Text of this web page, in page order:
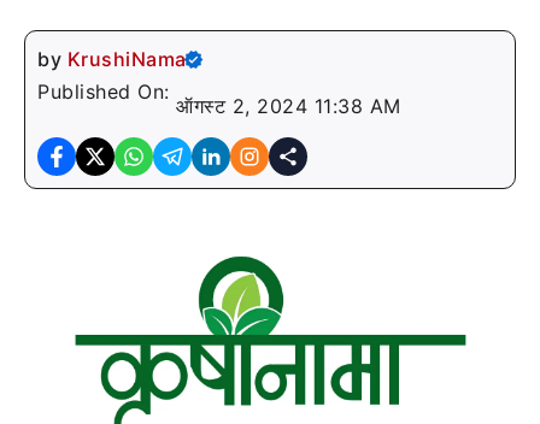
by KrushiNama
Published On:
ऑगस्ट 2, 2024 11:38 AM